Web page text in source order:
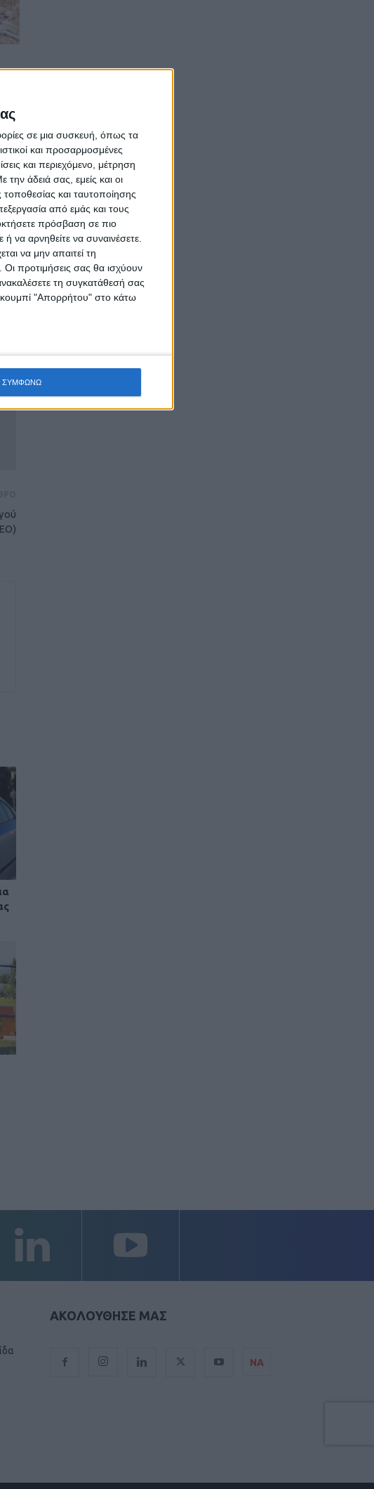
σε μια συσκευή, όπως τα
και προσαρμοσμένες
και περιεχόμενο, μέτρηση
την άδειά σας, εμείς και οι
και ταυτοποίησης
από εμάς και τους
πρόσβαση σε πιο
ή να αρνηθείτε να συναινέσετε.
να μην απαιτεί τη
Οι προτιμήσεις σας θα ισχύουν
τη συγκατάθεσή σας
κουμπί "Απορρήτου" στο κάτω
ΣΥΜΦΩΝΩ
ΑΚΟΛΟΥΘΗΣΕ ΜΑΣ
ΝΑ